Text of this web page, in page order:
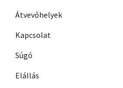
Átvevőhelyek
Kapcsolat
Súgó
Elállás